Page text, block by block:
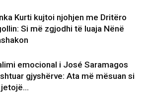
Kurti kujtoi njohjen me Dritëro
Si më zgjodhi të luaja Nënë
emocional i José Saramagos
gjyshërve: Ata më mësuan si